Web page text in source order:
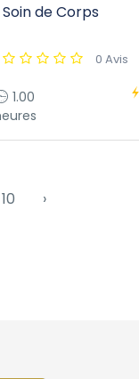
Soin de Corps
0 Avis
1.00
10 ›